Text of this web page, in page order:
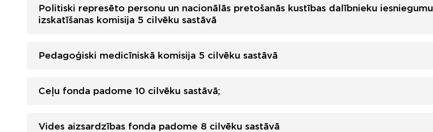
Politiski represēto personu un nacionālās pretošanās kustības dalībnieku iesniegumu
izskatīšanas komisija 5 cilvēku sastāvā
Pedagoģiski medicīniskā komisija 5 cilvēku sastāvā
Ceļu fonda padome 10 cilvēku sastāvā;
Vides aizsardzības fonda padome 8 cilvēku sastāvā